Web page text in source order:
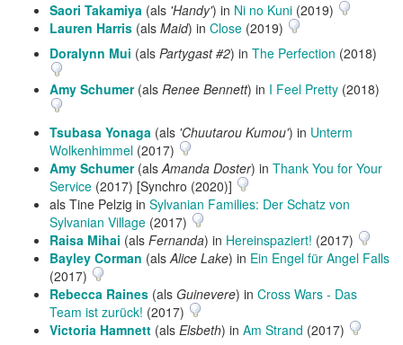
Saori Takamiya (als 'Handy') in Ni no Kuni (2019)
Lauren Harris (als Maid) in Close (2019)
Doralynn Mui (als Partygast #2) in The Perfection (2018)
Amy Schumer(als Renee Bennett) in I Feel Pretty (2018)
Tsubasa Yonaga (als 'Chuutarou Kumou') in Unterm
Wolkenhimmel (2017)
Amy Schumer(alsAmanda Doster) in Thank You for Your
Service (2017) [Synchro (2020)]
als Tine Pelzig in Sylvanian Families: Der Schatz von
Sylvanian Village (2017)
Raisa Mihai (als Fernanda) in Hereinspaziert! (2017)
Bayley Corman (alsAlice Lake) in Ein Engel für Angel Falls
(2017)
Rebecca Raines (als Guinevere) in Cross Wars - Das
Team ist zurück! (2017)
Victoria Hamnett (als Elsbeth) in Am Strand (2017)